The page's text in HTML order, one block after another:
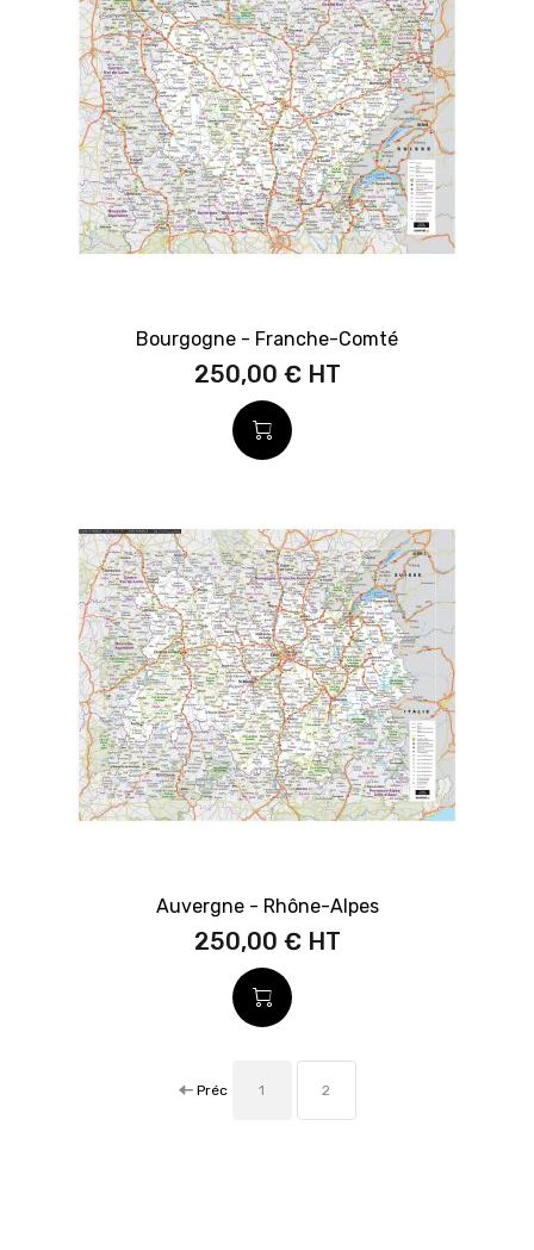
Bourgogne - Franche-Comté
250,00 €
Auvergne - Rhône-Alpes
250,00 €
Préc 1 2